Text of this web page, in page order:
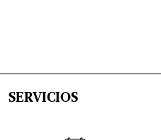
SERVICIOS